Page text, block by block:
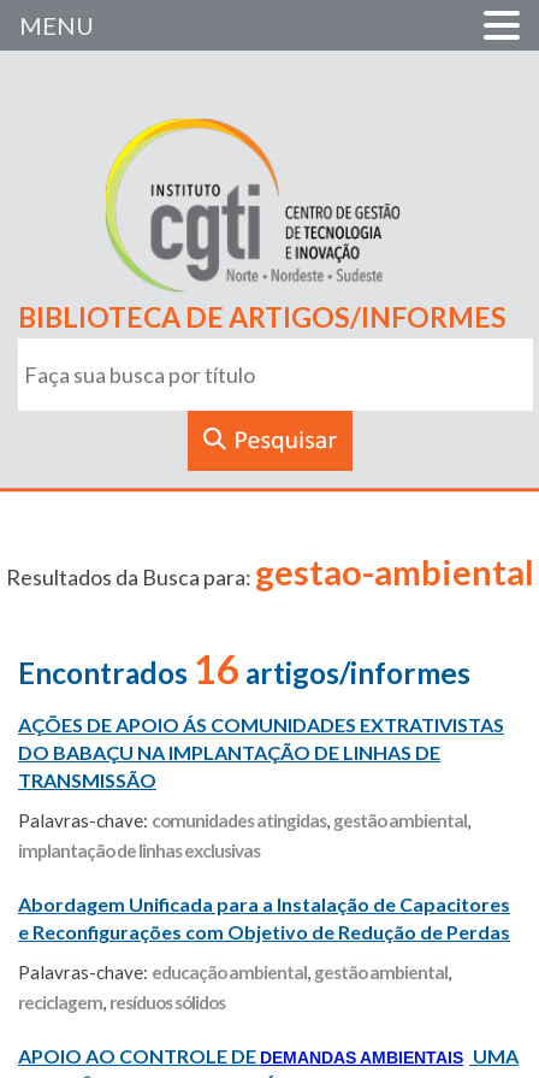
BIBLIOTECA DE ARTIGOS/INFORMES
Resultados da Busca para: gestao-ambiental
Encontrados 16 artigos/informes
AÇÕES DE APOIO ÁS COMUNIDADES EXTRATIVISTAS
DO BABAÇU NA IMPLANTAÇÃO DE LINHAS DE
TRANSMISSÃO
Palavras-chave: comunidades atingidas, gestão ambiental,
implantação de linhas exclusivas
Abordagem Unificada para a Instalação de Capacitores
e Reconfigurações com Objetivo de Redução de Perdas
Palavras-chave: educação ambiental, gestão ambiental,
reciclagem, resíduos sólidos
APOIO AO CONTROLE DE DEMANDAS AMBIENTAIS UMA
MENU